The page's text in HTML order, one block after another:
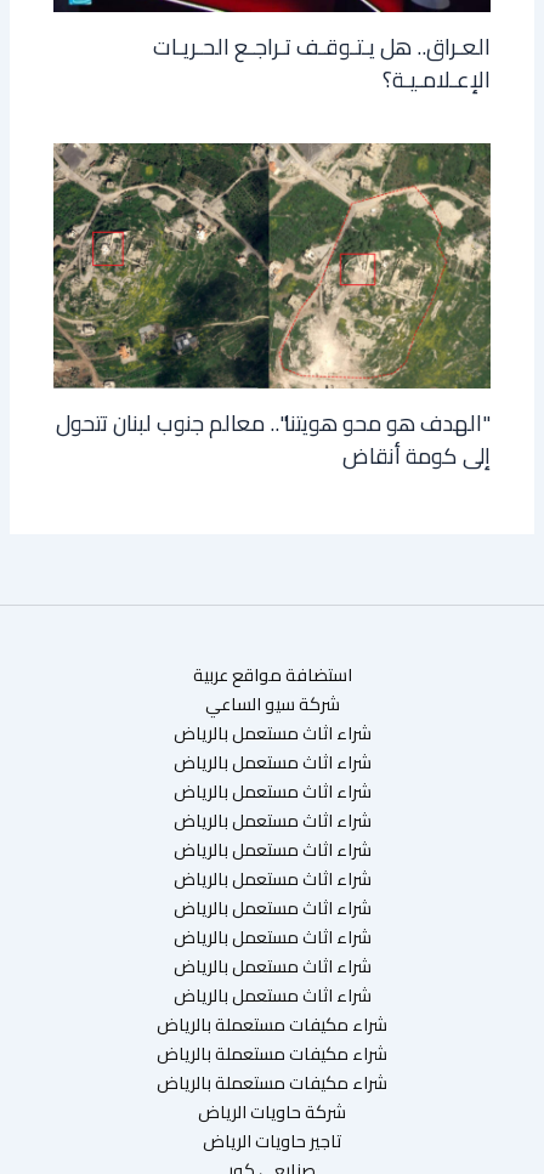
العـراق.. هل يـتـوقـف تـراجـع الحـريـات
الإعـلامـيـة؟
"الهدف هو محو هويتنا".. معالم جنوب لبنان تتحول
إلى كومة أنقاض
استضافة مواقع عربية
شركة سيو الساعي
شراء اثاث مستعمل بالرياض
شراء اثاث مستعمل بالرياض
شراء اثاث مستعمل بالرياض
شراء اثاث مستعمل بالرياض
شراء اثاث مستعمل بالرياض
شراء اثاث مستعمل بالرياض
شراء اثاث مستعمل بالرياض
شراء اثاث مستعمل بالرياض
شراء اثاث مستعمل بالرياض
شراء اثاث مستعمل بالرياض
شراء مكيفات مستعملة بالرياض
شراء مكيفات مستعملة بالرياض
شراء مكيفات مستعملة بالرياض
شركة حاويات الرياض
تاجير حاويات الرياض